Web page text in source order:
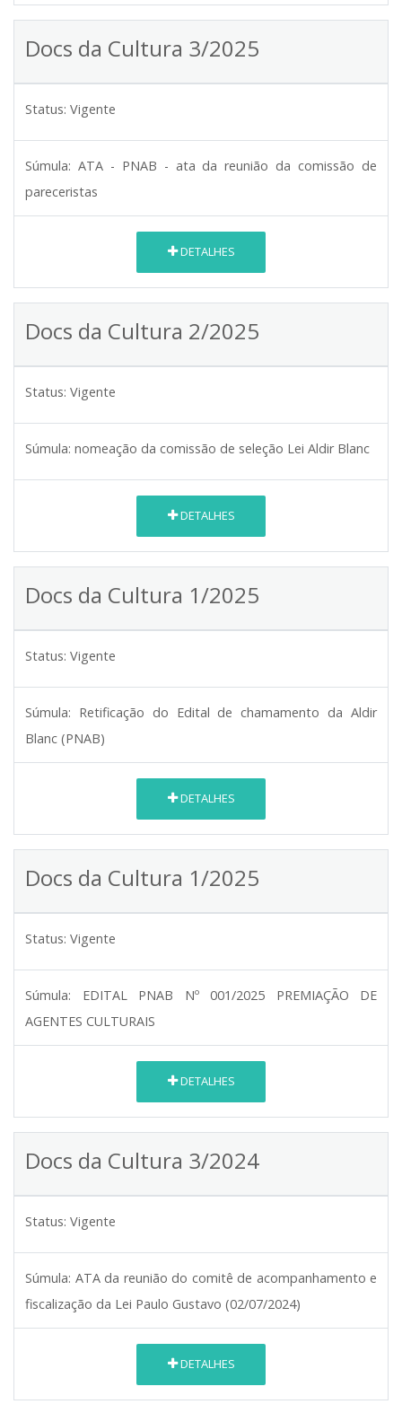
Docs da Cultura 3/2025
Status: Vigente
Súmula: ATA - PNAB - ata da reunião da comissão de
pareceristas
DETALHES
Docs da Cultura 2/2025
Status: Vigente
Súmula: nomeação da comissão de seleção Lei Aldir Blanc
DETALHES
Docs da Cultura 1/2025
Status: Vigente
Súmula: Retificação do Edital de chamamento da Aldir
Blanc (PNAB)
DETALHES
Docs da Cultura 1/2025
Status: Vigente
Súmula:
EDITAL PNAB Nº 001/2025 PREMIAÇÃO DE
AGENTES CULTURAIS
DETALHES
Docs da Cultura 3/2024
Status: Vigente
Súmula: ATA da reunião do comitê de acompanhamento e
fiscalização da Lei Paulo Gustavo (02/07/2024)
DETALHES